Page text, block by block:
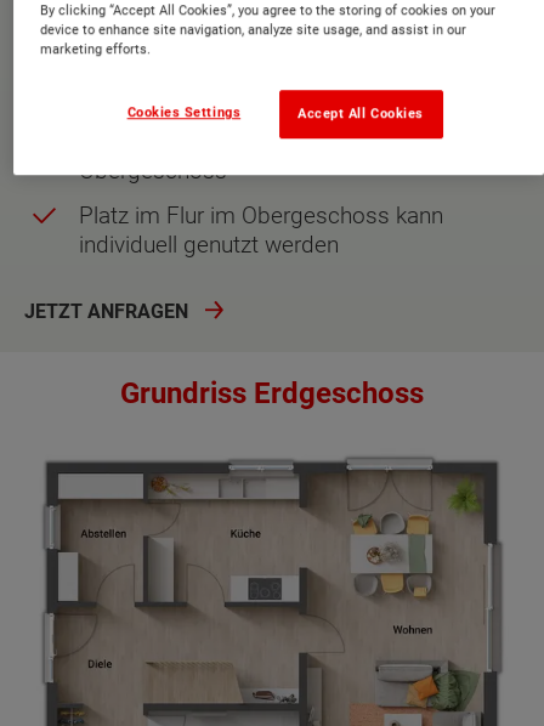
Eltern- und Kinderbereich im Obergeschoss
getrennt durch den Flur
zwei gleich große Kinderzimmer
großzügiger und heller Flur im
Obergeschoss
Platz im Flur im Obergeschoss kann
individuell genutzt werden
JETZT ANFRAGEN
Grundriss Erdgeschoss
By clicking “Accept All Cookies”, you agree to the storing of cookies on your
device to enhance site navigation, analyze site usage, and assist in our
marketing efforts.
Accept All Cookies
Cookies Settings